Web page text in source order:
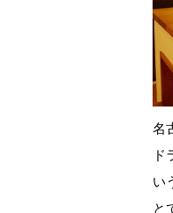
名
ド
い
と